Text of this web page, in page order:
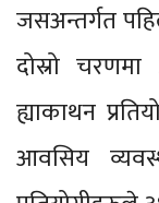
जसअन्तर्गत
दोस्रो
ह्याकाथन
आवसिय